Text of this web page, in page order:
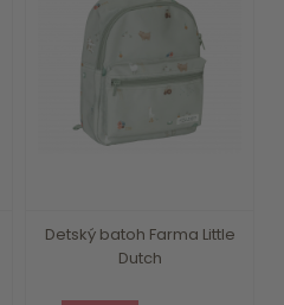
Detský batoh Farma Little
Dutch